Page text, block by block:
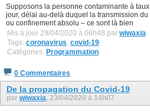
Supposons la personne contaminante à
jour, délai au-delà duquel la transmission
ou confinement absolu – ce sont là bien
Mis à jour 29/04/2020 à 06h48 par wiwaxia
Tags: coronavirus, covid-19
Catégories: Programmation
0 Commentaires
De la propagation du Covid-19
par wiwaxia, 23/04/2020 à 14h07